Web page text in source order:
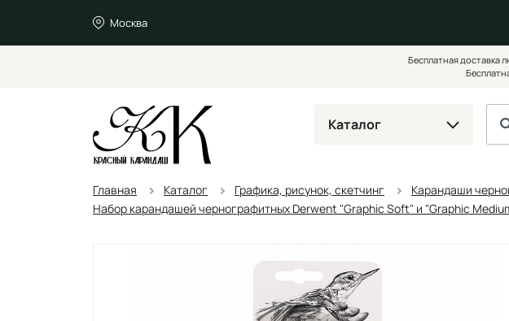
Москва
Бесплатная доставка
Каталог
Главная Каталог Графика, рисунок, скетчинг
Карандаши
Набор карандашей чернографитных Derwent "Graphic Soft" и "Graphic